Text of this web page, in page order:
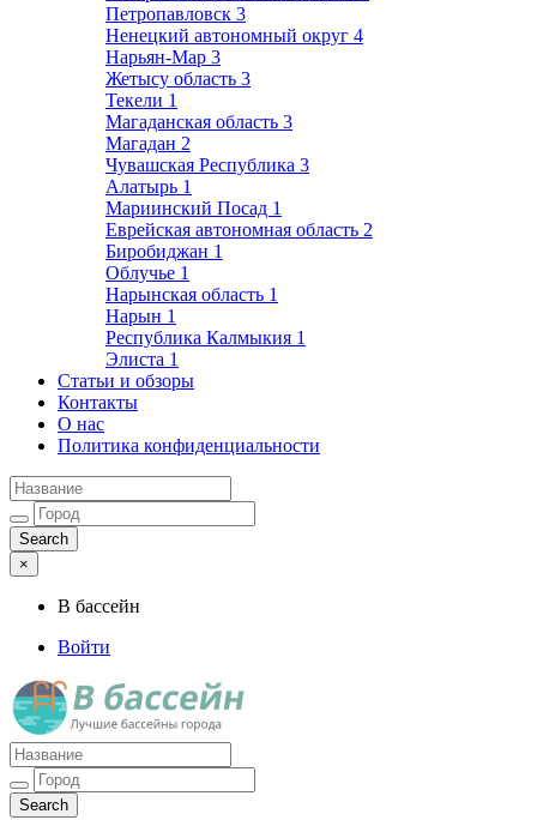
Петропавловск 3
Ненецкий автономный округ 4
Нарьян-Мар 3
Жетысу область 3
Текели 1
Магаданская область 3
Магадан 2
Чувашская Республика 3
Алатырь 1
Мариинский Посад 1
Еврейская автономная область 2
Биробиджан 1
Облучье 1
Нарынская область 1
Нарын 1
Республика Калмыкия 1
Элиста 1
Статьи и обзоры
Контакты
О нас
Политика конфиденциальности
×
В бассейн
Войти
Лучшие бассейны города